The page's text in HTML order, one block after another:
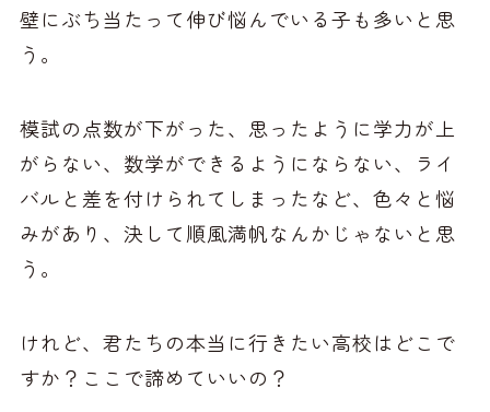
壁にぶち当たって伸び悩んでいる子も多いと思
う。
模試の点数が下がった、思ったように学力が上
がらない、数学ができるようにならない、ライ
バルと差を付けられてしまったなど、色々と悩
みがあり、決して順風満帆なんかじゃないと思
う。
けれど、君たちの本当に行きたい高校はどこで
すか？ここで諦めていいの？